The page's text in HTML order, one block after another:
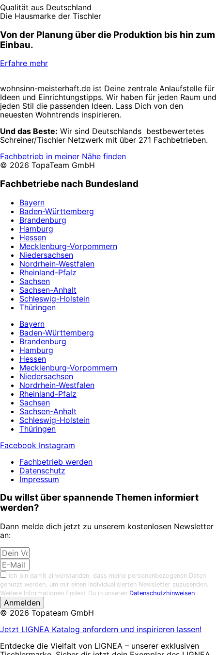
Qualität aus Deutschland
Die Hausmarke der Tischler
Von der Planung über die Produktion bis hin zum
Einbau.
Erfahre mehr
wohnsinn-meisterhaft.de ist Deine zentrale Anlaufstelle für
Ideen und Einrichtungstipps. Wir haben für jeden Raum und
jeden Stil die passenden Ideen. Lass Dich von den
neuesten Wohntrends inspirieren.
Und das Beste: Wir sind Deutschlands bestbewertetes
Schreiner/Tischler Netzwerk mit über 271 Fachbetrieben.
Fachbetrieb in meiner Nähe finden
© 2026 TopaTeam GmbH
Fachbetriebe nach Bundesland
Bayern
Baden-Württemberg
Brandenburg
Hamburg
Hessen
Mecklenburg-Vorpommern
Niedersachsen
Nordrhein-Westfalen
Rheinland-Pfalz
Sachsen
Sachsen-Anhalt
Schleswig-Holstein
Thüringen
Bayern
Baden-Württemberg
Brandenburg
Hamburg
Hessen
Mecklenburg-Vorpommern
Niedersachsen
Nordrhein-Westfalen
Rheinland-Pfalz
Sachsen
Sachsen-Anhalt
Schleswig-Holstein
Thüringen
Facebook Instagram
Fachbetrieb werden
Datenschutz
Impressum
Du willst über spannende Themen informiert
werden?
Dann melde dich jetzt zu unserem kostenlosen Newsletter
an:
Ich bin damit einverstanden, dass meine personenbezogenen Daten
genutzt werden, um mir einen individualisierten Newsletter zuzusenden.
Weitere Informationen findest Du in unseren Datenschutzhinweisen.
Anmelden
© 2026 Topateam GmbH
Jetzt LIGNEA Katalog anfordern und inspirieren lassen!
Entdecke die Vielfalt von LIGNEA – unserer exklusiven